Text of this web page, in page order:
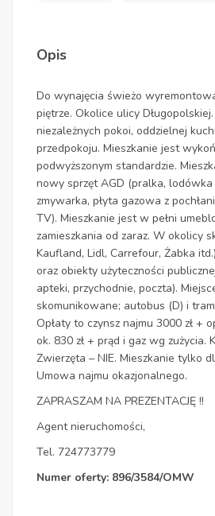
Opis
Do wynajęcia świeżo
piętrze. Okolice ulicy
niezależnych pokoi, oddzielnej
przedpokoju. Mieszkanie jest
podwyższonym standardzie.
nowy sprzęt AGD (pralka, lodówka
zmywarka, płyta gazowa z
TV). Mieszkanie jest w pełni
zamieszkania od zaraz. W okolicy
Kaufland, Lidl, Carrefour, Żabka
oraz obiekty użyteczności
apteki, przychodnie, poczta).
skomunikowane; autobus (D) i
Opłaty to czynsz najmu 3000 zł +
ok. 830 zł + prąd i gaz wg zużycia.
Zwierzęta – NIE. Mieszkanie tylko
Umowa najmu okazjonalnego.
ZAPRASZAM NA PREZENTACJĘ !!
Agent nieruchomości,
Tel. 724773779
Numer oferty: 896/3584/OMW